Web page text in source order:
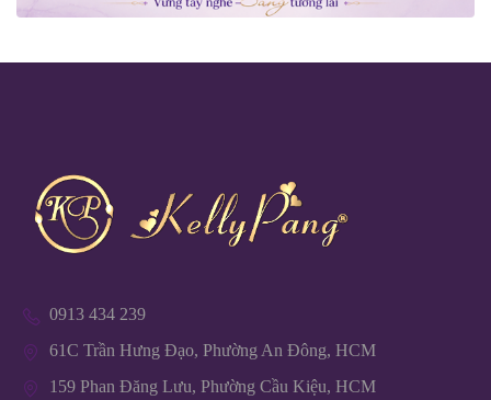
0913 434 239
61C Trần Hưng Đạo, Phường An Đông, HCM
159 Phan Đăng Lưu, Phường Cầu Kiệu, HCM